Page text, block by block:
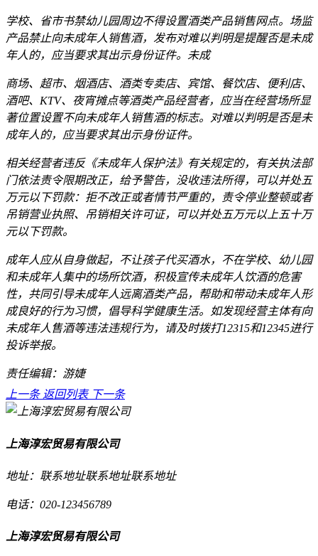
学校、省市书禁幼儿园周边不得设置酒类产品销售网点。场监
产品禁止向未成年人销售酒，发布对难以判明是提醒否是未成
年人的，应当要求其出示身份证件。未成
商场、超市、烟酒店、酒类专卖店、宾馆、餐饮店、便利店、
酒吧、KTV、夜宵摊点等酒类产品经营者，应当在经营场所显
著位置设置不向未成年人销售酒的标志。对难以判明是否是未
成年人的，应当要求其出示身份证件。
相关经营者违反《未成年人保护法》有关规定的，有关执法部
门依法责令限期改正，给予警告，没收违法所得，可以并处五
万元以下罚款：拒不改正或者情节严重的，责令停业整顿或者
吊销营业执照、吊销相关许可证，可以并处五万元以上五十万
元以下罚款。
成年人应从自身做起，不让孩子代买酒水，不在学校、幼儿园
和未成年人集中的场所饮酒，积极宣传未成年人饮酒的危害
性，共同引导未成年人远离酒类产品，帮助和带动未成年人形
成良好的行为习惯，倡导科学健康生活。如发现经营主体有向
未成年人售酒等违法违规行为，请及时拨打12315和12345进行
投诉举报。
责任编辑：游婕
上一条返回列表 下一条
上海淳宏贸易有限公司
地址：联系地址联系地址联系地址
电话：020-123456789
上海淳宏贸易有限公司